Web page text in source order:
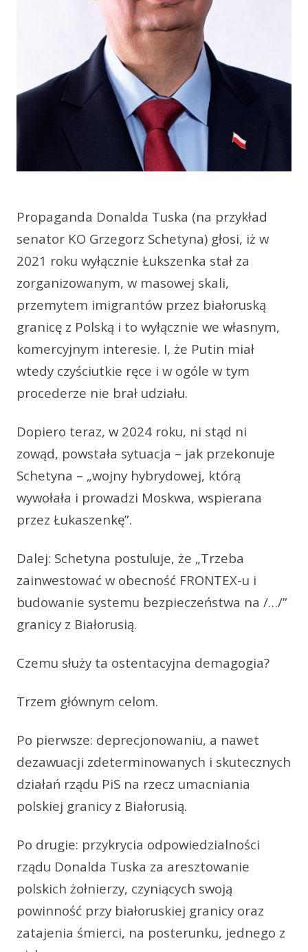
Propaganda Donalda Tuska (na przykład
senator KO Grzegorz Schetyna) głosi, iż w
2021 roku wyłącznie Łukszenka stał za
zorganizowanym, w masowej skali,
przemytem imigrantów przez białoruską
granicę z Polską i to wyłącznie we własnym,
komercyjnym interesie. I, że Putin miał
wtedy czyściutkie ręce i w ogóle w tym
procederze nie brał udziału.
Dopiero teraz, w 2024 roku, ni stąd ni
zowąd, powstała sytuacja – jak przekonuje
Schetyna – „wojny hybrydowej, którą
wywołała i prowadzi Moskwa, wspierana
przez Łukaszenkę”.
Dalej: Schetyna postuluje, że „Trzeba
zainwestować w obecność FRONTEX-u i
budowanie systemu bezpieczeństwa na /…/”
granicy z Białorusią.
Czemu służy ta ostentacyjna demagogia?
Trzem głównym celom.
Po pierwsze: deprecjonowaniu, a nawet
dezawuacji zdeterminowanych i skutecznych
działań rządu PiS na rzecz umacniania
polskiej granicy z Białorusią.
Po drugie: przykrycia odpowiedzialności
rządu Donalda Tuska za aresztowanie
polskich żołnierzy, czyniących swoją
powinność przy białoruskiej granicy oraz
zatajenia śmierci, na posterunku, jednego z